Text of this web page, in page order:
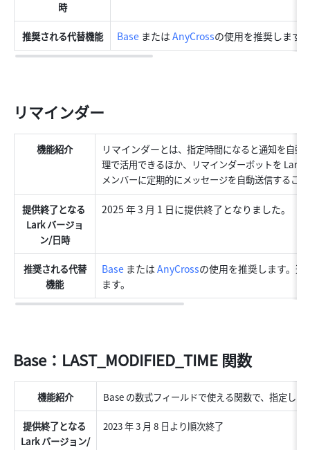
時
推奨される代替機能 Base または AnyCrossの使用を推奨します
リマインダー
機能紹介 リマインダーとは、指定時間になると通知を自動
理で活用できるほか、リマインダーボットを Lark
メンバーに定期的にメッセージを自動送信するこ
提供終了となる
Lark バージョ
ン/日時
2025 年 3 月 1 日に提供終了となりました。
推奨される代替
機能
Base または AnyCrossの使用を推奨します。
ます。
Base：LAST_MODIFIED_TIME 関数
機能紹介 Base の数式フィールドで使える関数で、指定し
提供終了となる
Lark バージョン/
2023 年 3 月 8 日より順次終了